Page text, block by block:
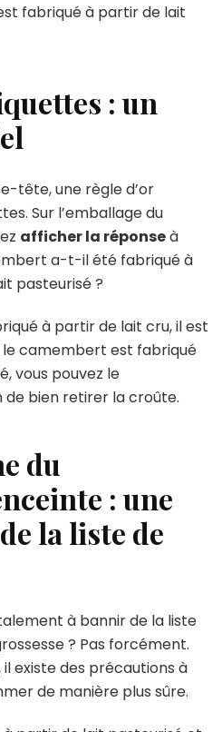
fabriqué à partir de lait
: un
tête, une règle d’or
Sur l’emballage du
afficher la réponseà
a-t-il été fabriqué à
pasteurisé ?
à partir de lait cru, il est
le camembert est fabriqué
vous pouvez le
bien retirer la croûte.
du
: une
la liste de
à bannir de la liste
? Pas forcément.
il existe des précautions à
de manière plus sûre.